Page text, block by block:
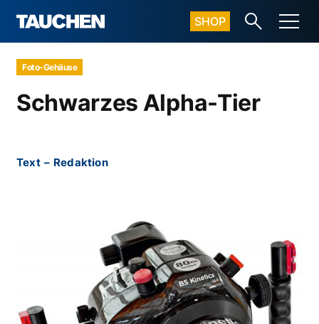
SHOP
Foto-Gehäuse
Schwarzes Alpha-Tier
Text – Redaktion